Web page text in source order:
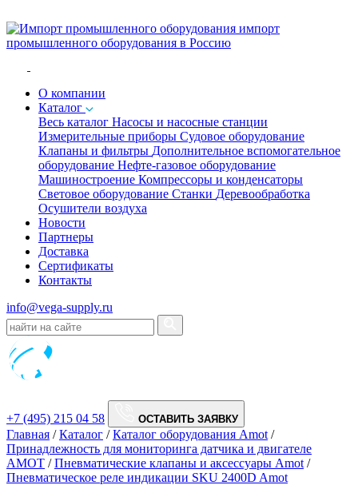
импорт
промышленного оборудования в Россию
O компании
Каталог
Весь каталог Насосы и насосные станции
Измерительные приборы Судовое оборудование
Клапаны и фильтры Дополнительное вспомогательное
оборудование Нефте-газовое оборудование
Машиностроение Компрессоры и конденсаторы
Световое оборудование Станки Деревообработка
Осушители воздуха
Новости
Партнеры
Доставка
Сертификаты
Контакты
info@vega-supply.ru
+7 (495) 215 04 58 ОСТАВИТЬ ЗАЯВКУ
Главная /Каталог /Каталог оборудования Amot /
Принадлежность для мониторинга датчика и двигателе
AMOT /Пневматические клапаны и аксессуары Amot /
Пневматическое реле индикации SKU 2400D Amot